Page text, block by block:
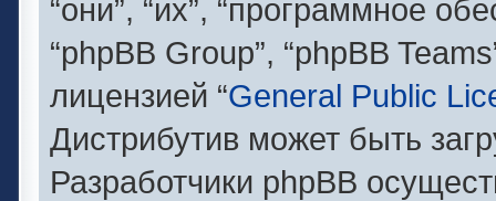
“они”, “их”, “программное
“phpBB Group”, “phpBB
лицензией “General Public
Дистрибутив может быть
Разработчики phpBB